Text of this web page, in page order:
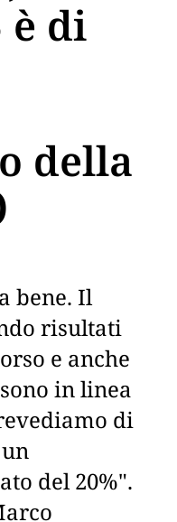
è di
della
bene. Il
risultati
e anche
in linea
di
del 20%".